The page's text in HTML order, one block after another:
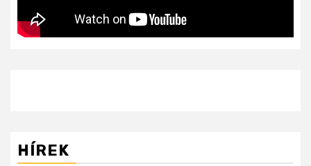
HÍREK